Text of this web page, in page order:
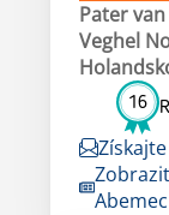
Pater
Veghel
16